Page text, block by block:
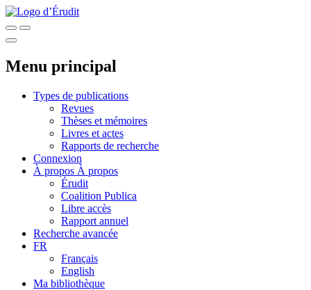
Menu principal
Types de publications
Revues
Thèses et mémoires
Livres et actes
Rapports de recherche
Connexion
À propos À propos
Érudit
Coalition Publica
Libre accès
Rapport annuel
Recherche avancée
FR
Français
English
Ma bibliothèque